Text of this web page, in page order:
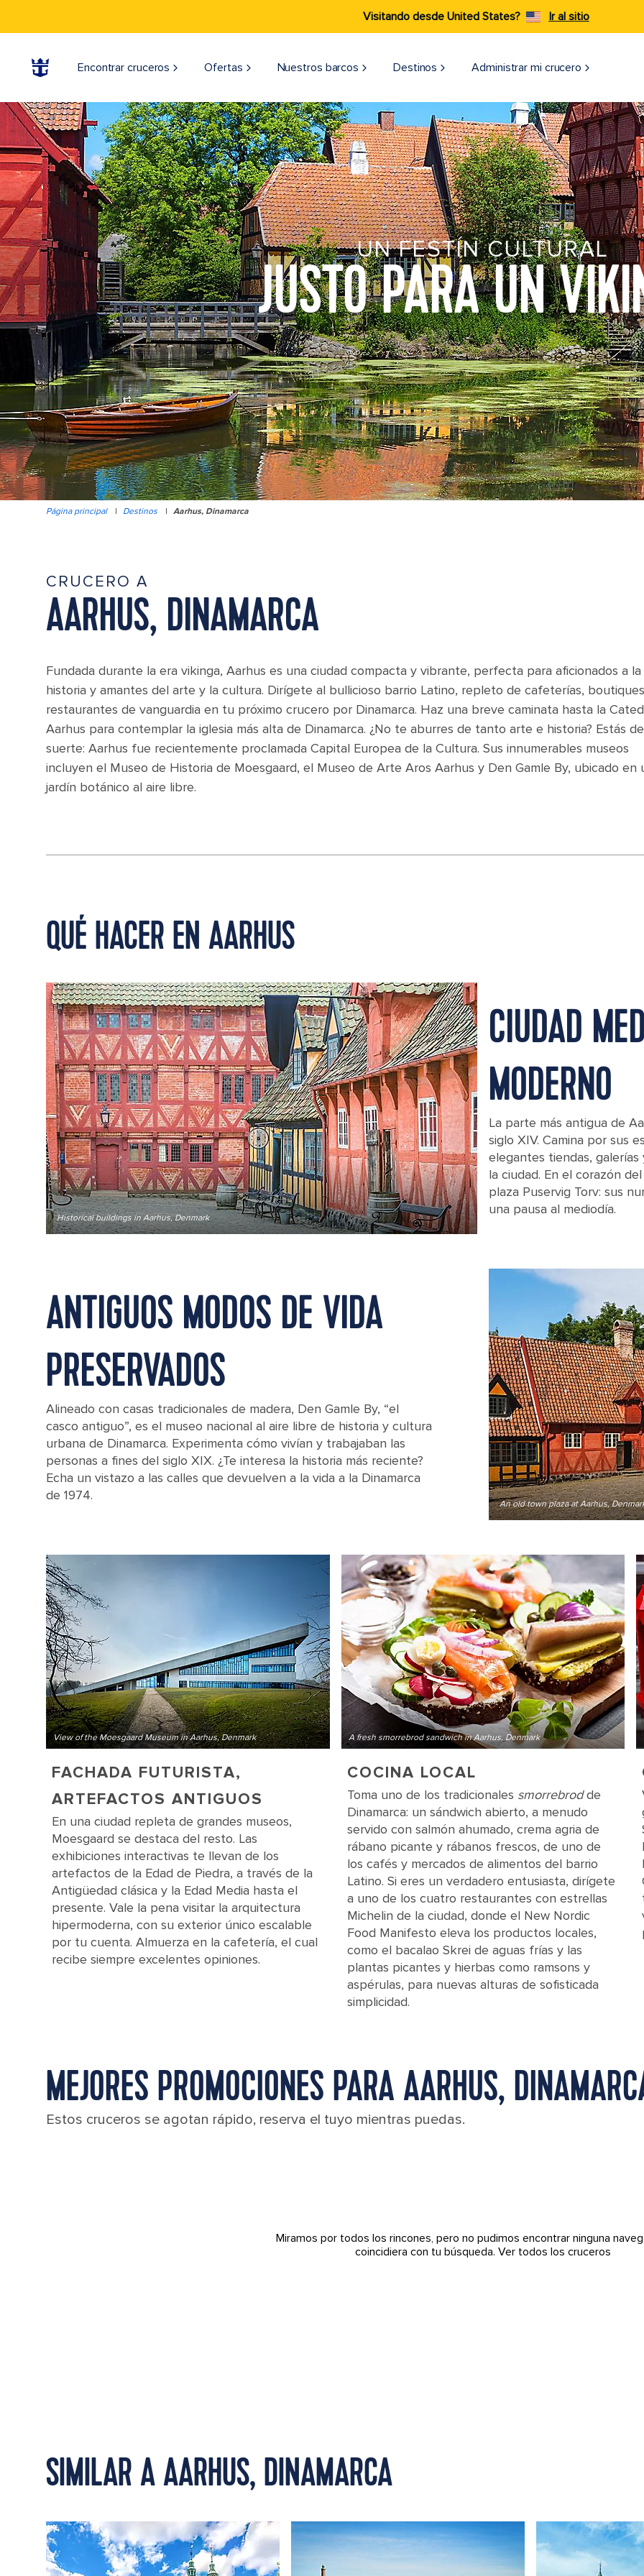
Visitando desde United States? Ir al sitio
Encontrar cruceros Ofertas Nuestros barcos Destinos Administrar mi crucero
UN FESTÍN CULTURAL
JUSTO PARA UN
Página principal | Destinos | Aarhus, Dinamarca
CRUCERO A
AARHUS, DINAMARCA
Fundada durante la era vikinga, Aarhus es una ciudad compacta y vibrante, perfecta para aficionados a la
historia y amantes del arte y la cultura. Dirígete al bullicioso barrio Latino, repleto de cafeterías,
restaurantes de vanguardia en tu próximo crucero por Dinamarca. Haz una breve caminata hasta la
Aarhus para contemplar la iglesia más alta de Dinamarca. ¿No te aburres de tanto arte e historia? Estás de
suerte: Aarhus fue recientemente proclamada Capital Europea de la Cultura. Sus innumerables museos
incluyen el Museo de Historia de Moesgaard, el Museo de Arte Aros Aarhus y Den Gamle By, ubicado en
jardín botánico al aire libre.
QUÉ HACER EN AARHUS
Historical buildings in Aarhus, Denmark Historical buildings in Aarhus,
CIUDAD
MODERNO
La parte más antigua de
siglo XIV. Camina por sus
elegantes tiendas,
la ciudad. En el corazón
plaza Puservig Torv: sus
una pausa al mediodía.
An old town plaza at Aarhus,
ANTIGUOS MODOS DE VIDA
PRESERVADOS
Alineado con casas tradicionales de madera, Den Gamle By, “el
casco antiguo”, es el museo nacional al aire libre de historia y cultura
urbana de Dinamarca. Experimenta cómo vivían y trabajaban las
personas a fines del siglo XIX. ¿Te interesa la historia más reciente?
Echa un vistazo a las calles que devuelven a la vida a la Dinamarca
de 1974.
View of the Moesgaard Museum in Aarhus, Denmark
FACHADA FUTURISTA,
ARTEFACTOS ANTIGUOS
En una ciudad repleta de grandes museos,
Moesgaard se destaca del resto. Las
exhibiciones interactivas te llevan de los
artefactos de la Edad de Piedra, a través de la
Antigüedad clásica y la Edad Media hasta el
presente. Vale la pena visitar la arquitectura
hipermoderna, con su exterior único escalable
por tu cuenta. Almuerza en la cafetería, el cual
recibe siempre excelentes opiniones.
A fresh smorrebrod sandwich in Aarhus, Denmark
COCINA LOCAL
Toma uno de los tradicionales smorrebrodde
Dinamarca: un sándwich abierto, a menudo
servido con salmón ahumado, crema agria de
rábano picante y rábanos frescos, de uno de
los cafés y mercados de alimentos del barrio
Latino. Si eres un verdadero entusiasta, dirígete
a uno de los cuatro restaurantes con estrellas
Michelin de la ciudad, donde el New Nordic
Food Manifesto eleva los productos locales,
como el bacalao Skrei de aguas frías y las
plantas picantes y hierbas como ramsons y
aspérulas, para nuevas alturas de sofisticada
simplicidad.
MEJORES PROMOCIONES PARA AARHUS,
Estos cruceros se agotan rápido, reserva el tuyo mientras puedas.
Miramos por todos los rincones, pero no pudimos encontrar ninguna
coincidiera con tu búsqueda. Ver todos los cruceros
SIMILAR A AARHUS, DINAMARCA